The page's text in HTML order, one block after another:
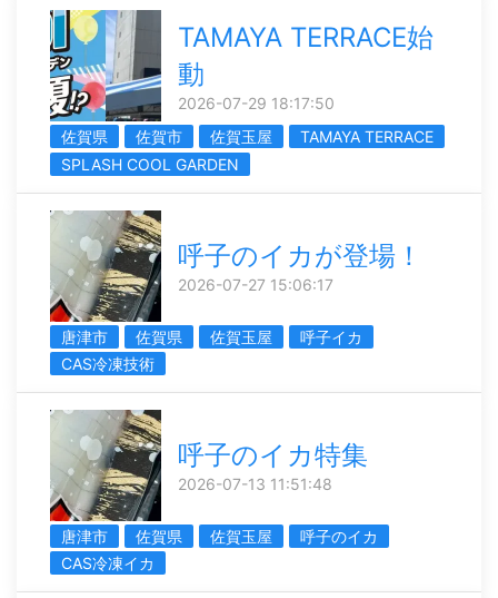
TAMAYA TERRACE始
動
2026-07-29 18:17:50
佐賀県
佐賀市 佐賀玉屋
TAMAYA TERRACE
SPLASH COOL GARDEN
呼子のイカが登場！
2026-07-27 15:06:17
唐津市 佐賀県 佐賀玉屋
呼子イカ
CAS冷凍技術
呼子のイカ特集
2026-07-13 11:51:48
唐津市 佐賀県 佐賀玉屋
呼子のイカ
CAS冷凍イカ